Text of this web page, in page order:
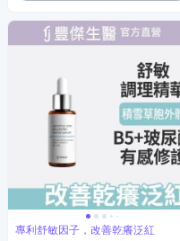
專利舒敏因子，改善乾癢泛紅